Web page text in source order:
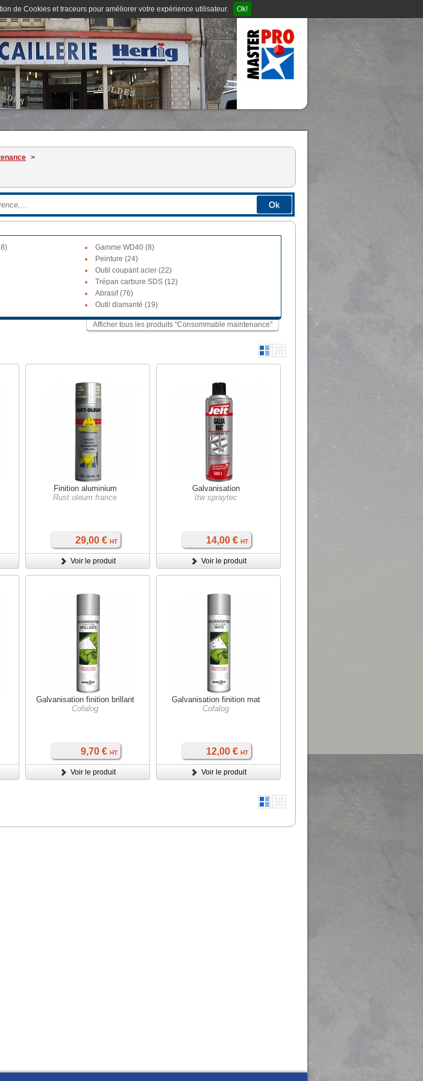
de Cookies et traceurs pour améliorer votre expérience utilisateur. Ok!
>
Ok
Gamme WD40 (8)
Peinture (24)
Outil coupant acier (22)
Trépan carbure SDS (12)
Abrasif (76)
Outil diamanté (19)
Afficher tous les produits "Consommable maintenance"
Finition aluminium
Rust oleum france
29,00 € HT
Voir le produit
Galvanisation
Itw spraytec
14,00 € HT
Voir le produit
Galvanisation finition brillant
Cofalog
9,70 € HT
Voir le produit
Galvanisation finition mat
Cofalog
12,00 € HT
Voir le produit